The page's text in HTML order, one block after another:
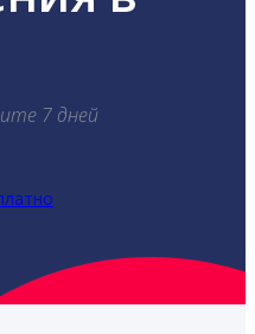
7 дней